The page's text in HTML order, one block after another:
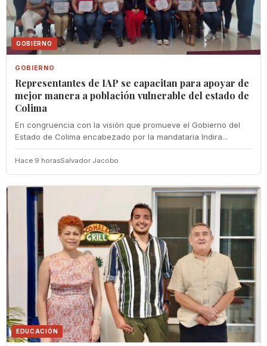
GOBIERNO
GOBIERNO
Representantes de IAP se capacitan para apoyar de
mejor manera a población vulnerable del estado de
Colima
En congruencia con la visión que promueve el Gobierno del
Estado de Colima encabezado por la mandataria Indira...
Hace 9 horasSalvador Jacobo
EDUCACIÓN